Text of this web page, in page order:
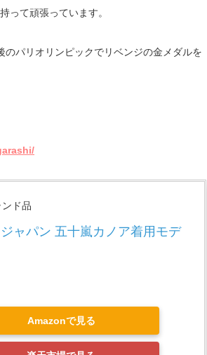
って頑張っています。
パリオリンピックでリベンジの金メダルを
ンド品
ャパン 五十嵐カノア着用モデ
Amazonで見る